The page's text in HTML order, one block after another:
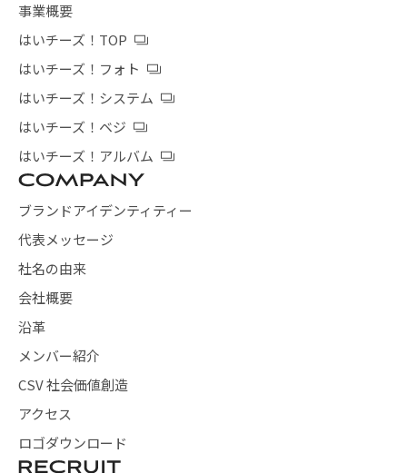
事業概要
はいチーズ！TOP
はいチーズ！フォト
はいチーズ！システム
はいチーズ！ベジ
はいチーズ！アルバム
ブランドアイデンティティー
代表メッセージ
社名の由来
会社概要
沿革
メンバー紹介
CSV 社会価値創造
アクセス
ロゴダウンロード